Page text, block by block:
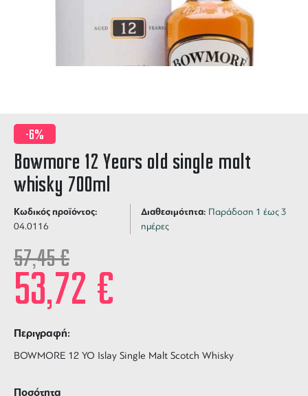
-6%
Bowmore 12 Years old single malt
whisky 700ml
Κωδικός προϊόντος:
04.0116
Διαθεσιμότητα: Παράδοση 1 έως 3
ημέρες
57,45€
53,72 €
Περιγραφή:
BOWMORE 12 YO Islay Single Malt Scotch Whisky
Ποσότητα